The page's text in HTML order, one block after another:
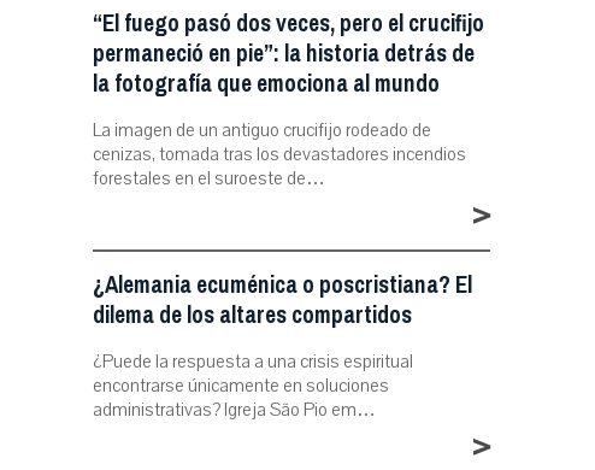
“El fuego pasó dos veces, pero el crucifijo
permaneció en pie”: la historia detrás de
la fotografía que emociona al mundo
La imagen de un antiguo crucifijo rodeado de
cenizas, tomada tras los devastadores incendios
forestales en el suroeste de…
>
¿Alemania ecuménica o poscristiana? El
dilema de los altares compartidos
¿Puede la respuesta a una crisis espiritual
encontrarse únicamente en soluciones
administrativas? Igreja São Pio em…
>